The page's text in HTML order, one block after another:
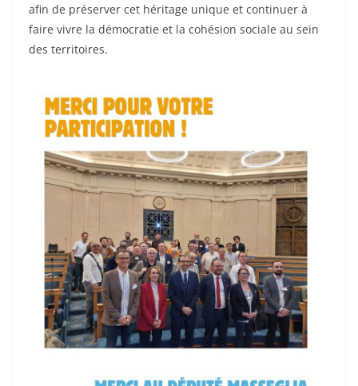
afin de préserver cet héritage unique et continuer à
faire vivre la démocratie et la cohésion sociale au sein
des territoires.